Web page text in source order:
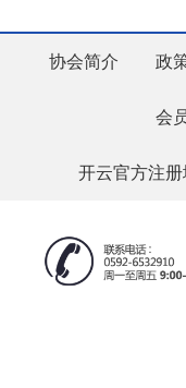
协会简介 政
会
开云官方注